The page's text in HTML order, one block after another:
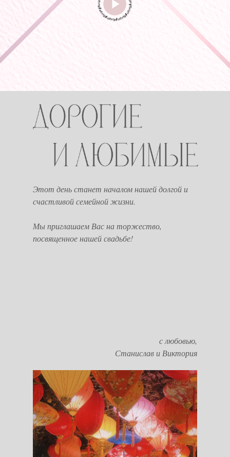
Этот день станет началом нашей долгой и
счастливой семейной жизни.
Мы приглашаем Вас на торжество,
посвященное нашей свадьбе!
с любовью,
Станислав и Виктория